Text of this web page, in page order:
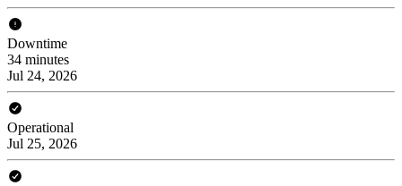
Downtime
34 minutes
Jul 24, 2026
Operational
Jul 25, 2026